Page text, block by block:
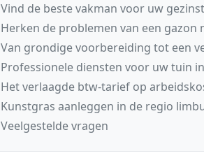
Vind de beste vakman voor uw
Herken de problemen van een gazon
Van grondige voorbereiding tot een
Professionele diensten voor uw tuin
Het verlaagde btw-tarief op
Kunstgras aanleggen in de regio
Veelgestelde vragen